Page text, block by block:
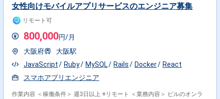
女性向けモバイルアプリサービスのエンジニア募集
リモート可
800,000円/月
大阪府
大阪駅
JavaScript
Ruby MySQL Rails Docker
React
スマホアプリエンジニア
作業内容 ＜稼働条件＞ 週3日以上 ※リモート ＜業務内容＞ ピルのオンラ